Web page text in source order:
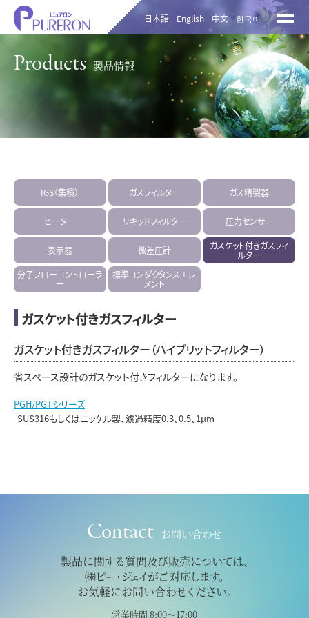
日本語 English 中文 한국어
Products 製品情報
IGS（集積） ガスフィルター ガス精製器
ヒーター リキッドフィルター 圧力センサー
表示器 微差圧計
ガスケット付きガスフィ
ルター
分子フローコントローラ
ー
標準コンダクタンスエレ
メント
ガスケット付きガスフィルター
ガスケット付きガスフィルター（ハイブリットフィルター）
省スペース設計のガスケット付きフィルターになります。
PGH/PGTシリーズ
SUS316もしくはニッケル製、濾過精度0.3、0.5、1μm
Contact お問い合わせ
製品に関する質問及び販売については、
㈱ピー・ジェイがご対応します。
お気軽にお問い合わせください。
営業時間 8:00～17:00